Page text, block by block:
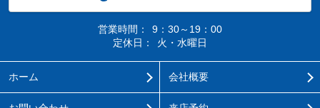
営業時間：
9：30～19：00
定休日：
火・水曜日
ホーム 会社概要